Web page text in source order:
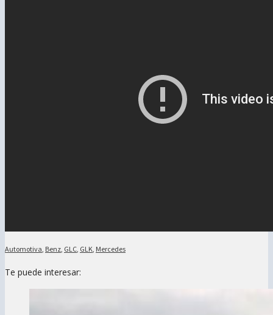
Automotiva Benz GLC GLK Mercedes
Te puede interesar: